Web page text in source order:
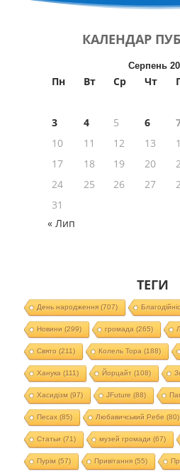
КАЛЕНДАР
Серпень
Пн Вт Ср Чт
3
4 5 6
10
11 12 13
17
18 19 20
24
25 26 27
31
« Лип
ТЕГИ
День народження(707)
Новини (299) громада (265)
Свято (211) Колель Тора (188)
Ханука (111) Йорцайт (108)
Хасидізм (97) JFuture (88)
Песах(85) Любавичський Ребе (80)
Статьи (71) музей громади (67)
Пурім (57) Привітання(55)